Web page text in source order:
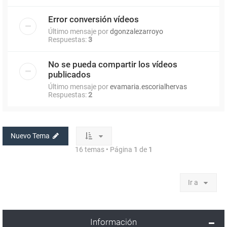
Error conversión vídeos
Último mensaje pordgonzalezarroyo
Respuestas:3
No se pueda compartir los vídeos
publicados
Último mensaje porevamaria.escorialhervas
Respuestas:2
Nuevo Tema
16 temas • Página 1 de 1
Ir a
Información